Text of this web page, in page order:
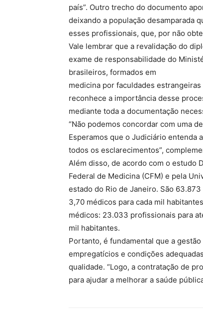
país”. Outro trecho do documento
deixando a população desamparada
esses profissionais, que, por não
Vale lembrar que a revalidação do
exame de responsabilidade do
brasileiros, formados em
medicina por faculdades
reconhece a importância desse
mediante toda a documentação
“Não podemos concordar com uma
Esperamos que o Judiciário entenda
todos os esclarecimentos”,
Além disso, de acordo com o estudo
Federal de Medicina (CFM) e pela
estado do Rio de Janeiro. São
3,70 médicos para cada mil
médicos: 23.033 profissionais para
mil habitantes.
Portanto, é fundamental que a
empregatícios e condições
qualidade. “Logo, a contratação de
para ajudar a melhorar a saúde